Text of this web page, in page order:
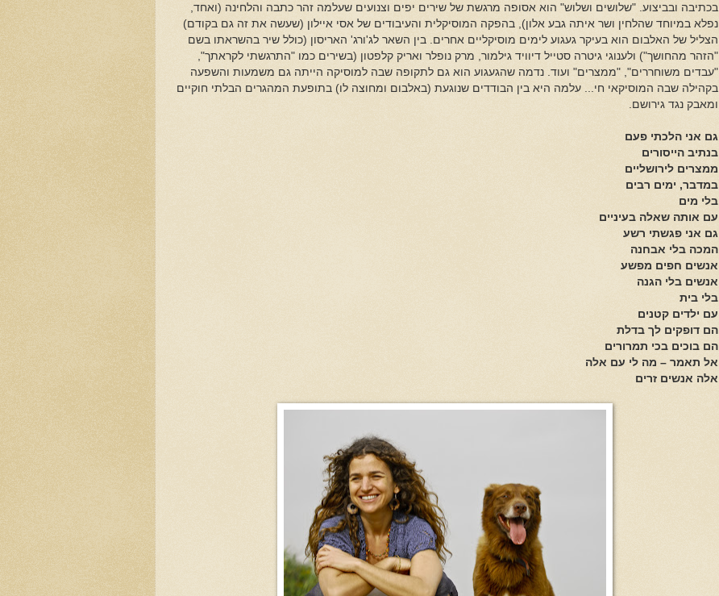
בכתיבה ובביצוע. "שלושים ושלוש" הוא אסופה מרגשת של שירים יפים וצנועים שעלמה זהר כתבה והלחינה (ואחד,
נפלא במיוחד שהלחין ושר איתה גבע אלון), בהפקה המוסיקלית והעיבודים של אסי איילון (שעשה את זה גם בקודם)
הצליל של האלבום הוא בעיקר געגוע לימים מוסיקליים אחרים. בין השאר לג'ורג' האריסון (כולל שיר בהשראתו בשם
"הזהר מהחושך") ולענוגי גיטרה סטייל דיוויד גילמור, מרק נופלר ואריק קלפטון (בשירים כמו "התרגשתי לקראתך",
"עבדים משוחררים", "ממצרים" ועוד. נדמה שהגעגוע הוא גם לתקופה שבה למוסיקה הייתה גם משמעות והשפעה
בקהילה שבה המוסיקאי חי... עלמה היא בין הבודדים שנוגעת (באלבום ומחוצה לו) בתופעת המהגרים הבלתי חוקיים
ומאבק נגד גירושם.
גם אני הלכתי פעם
בנתיב הייסורים
ממצרים לירושליים
במדבר, ימים רבים
בלי מים
עם אותה שאלה בעיניים
גם אני פגשתי רשע
המכה בלי אבחנה
אנשים חפים מפשע
אנשים בלי הגנה
בלי בית
עם ילדים קטנים
הם דופקים לך בדלת
הם בוכים בכי תמרורים
אל תאמר – מה לי עם אלה
אלה אנשים זרים